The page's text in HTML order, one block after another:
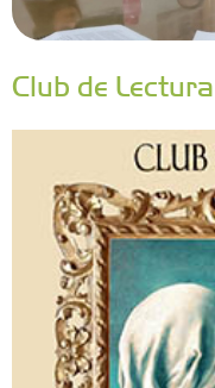
Club de